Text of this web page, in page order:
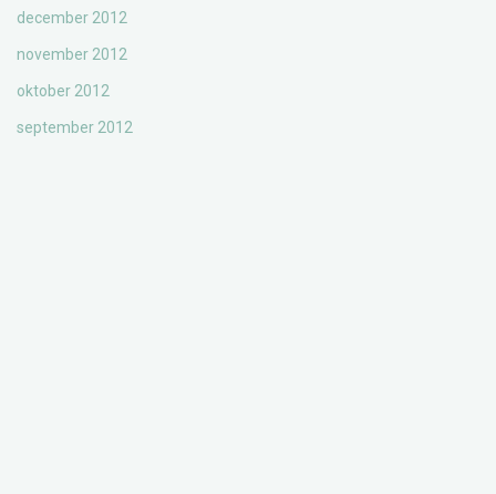
december 2012
november 2012
oktober 2012
september 2012